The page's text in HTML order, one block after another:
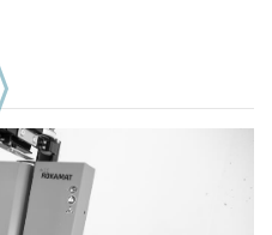
Következő hasonló